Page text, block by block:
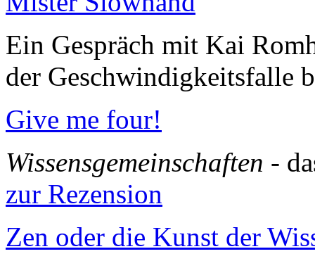
Ein Gespräch mit Kai
der Geschwindigkeitsfalle
Give me four!
Wissensgemeinschaften -
zur Rezension
Zen oder die Kunst der